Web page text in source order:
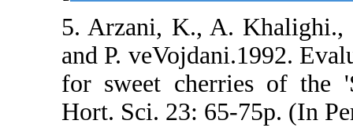
5. Arzani, K.,
and P.
for sweet
Hort. Sci. 23: